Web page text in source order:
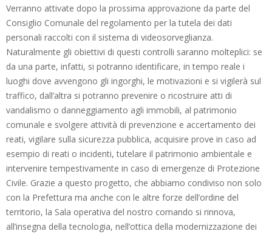
Verranno attivate dopo la prossima approvazione da parte del
Consiglio Comunale del regolamento per la tutela dei dati
personali raccolti con il sistema di videosorveglianza.
Naturalmente gli obiettivi di questi controlli saranno molteplici: se
da una parte, infatti, si potranno identificare, in tempo reale i
luoghi dove avvengono gli ingorghi, le motivazioni e si vigilerà sul
traffico, dall’altra si potranno prevenire o ricostruire atti di
vandalismo o danneggiamento agli immobili, al patrimonio
comunale e svolgere attività di prevenzione e accertamento dei
reati, vigilare sulla sicurezza pubblica, acquisire prove in caso ad
esempio di reati o incidenti, tutelare il patrimonio ambientale e
intervenire tempestivamente in caso di emergenze di Protezione
Civile. Grazie a questo progetto, che abbiamo condiviso non solo
con la Prefettura ma anche con le altre forze dell’ordine del
territorio, la Sala operativa del nostro comando si rinnova,
all’insegna della tecnologia, nell’ottica della modernizzazione dei